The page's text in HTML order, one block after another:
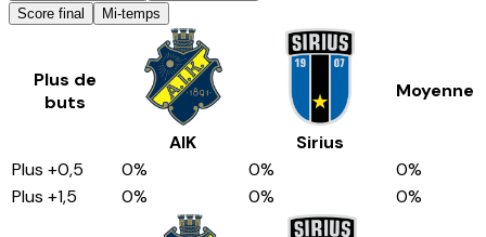
Score final
Mi-temps
Plus de
buts
AIK
Sirius
Moyenne
Plus +0,5 0% 0% 0%
Plus +1,5 0% 0% 0%